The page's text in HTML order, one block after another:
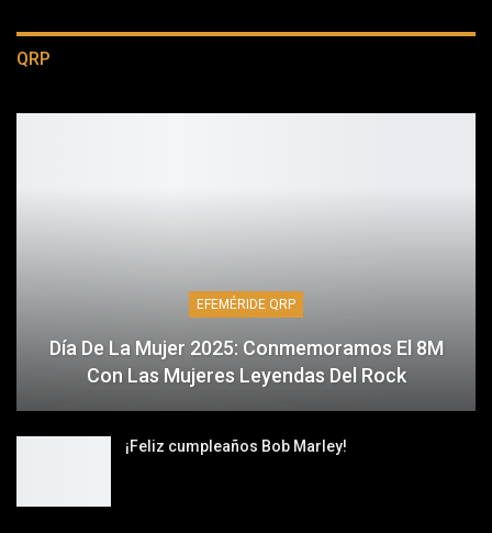
QRP
EFEMÉRIDE QRP
Día De La Mujer 2025: Conmemoramos El 8M
Con Las Mujeres Leyendas Del Rock
¡Feliz cumpleaños Bob Marley!